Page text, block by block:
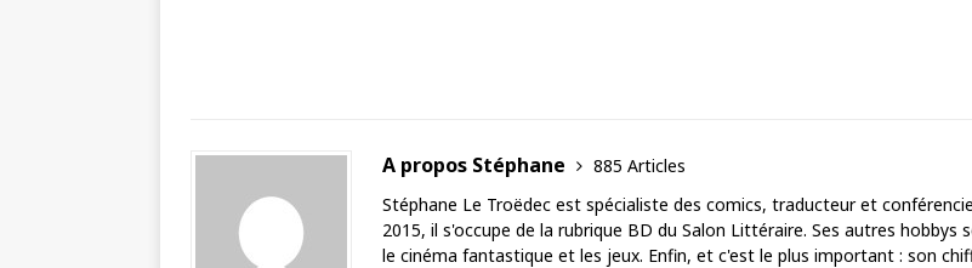
A propos Stéphane
885 Articles
Stéphane Le Troëdec est spécialiste des comics, traducteur et
2015, il s'occupe de la rubrique BD du Salon Littéraire. Ses autres hobbys
le cinéma fantastique et les jeux. Enfin, et c'est le plus important : son